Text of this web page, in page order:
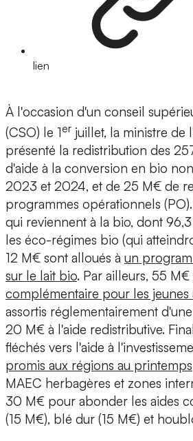
lien
À l'occasion d'un conseil
(CSO) le 1er juillet, la ministre de
présenté la redistribution des
d'aide à la conversion en bio
2023 et 2024, et de 25 M€ de
programmes opérationnels
qui reviennent à la bio, dont
les éco-régimes bio (qui
12 M€ sont alloués à un
sur le lait bio. Par ailleurs, 55
complémentaire pour les jeunes
assortis réglementairement
20 M€ à l'aide redistributive.
fléchés vers l'aide à
promis aux régions au printemps
MAEC herbagères et zones
30 M€ pour abonder les aides
(15 M€), blé dur (15 M€) et